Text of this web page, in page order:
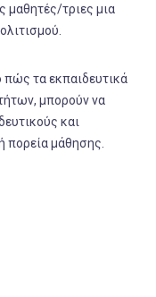
τριες μια
πώς τα εκπαιδευτικά
μπορούν να
και
πορεία μάθησης.